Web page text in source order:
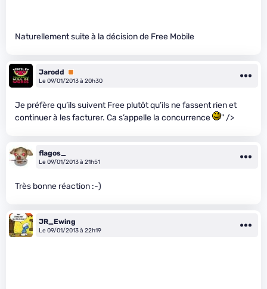
Naturellement suite à la décision de Free Mobile
Jarodd
Premium
Le 09/01/2013 à 20h30
Je préfère qu’ils suivent Free plutôt qu’ils ne fassent rien et
continuer à les facturer. Ca s’appelle la concurrence
" />
flagos_
Le 09/01/2013 à 21h51
Très bonne réaction :-)
JR_Ewing
Le 09/01/2013 à 22h19